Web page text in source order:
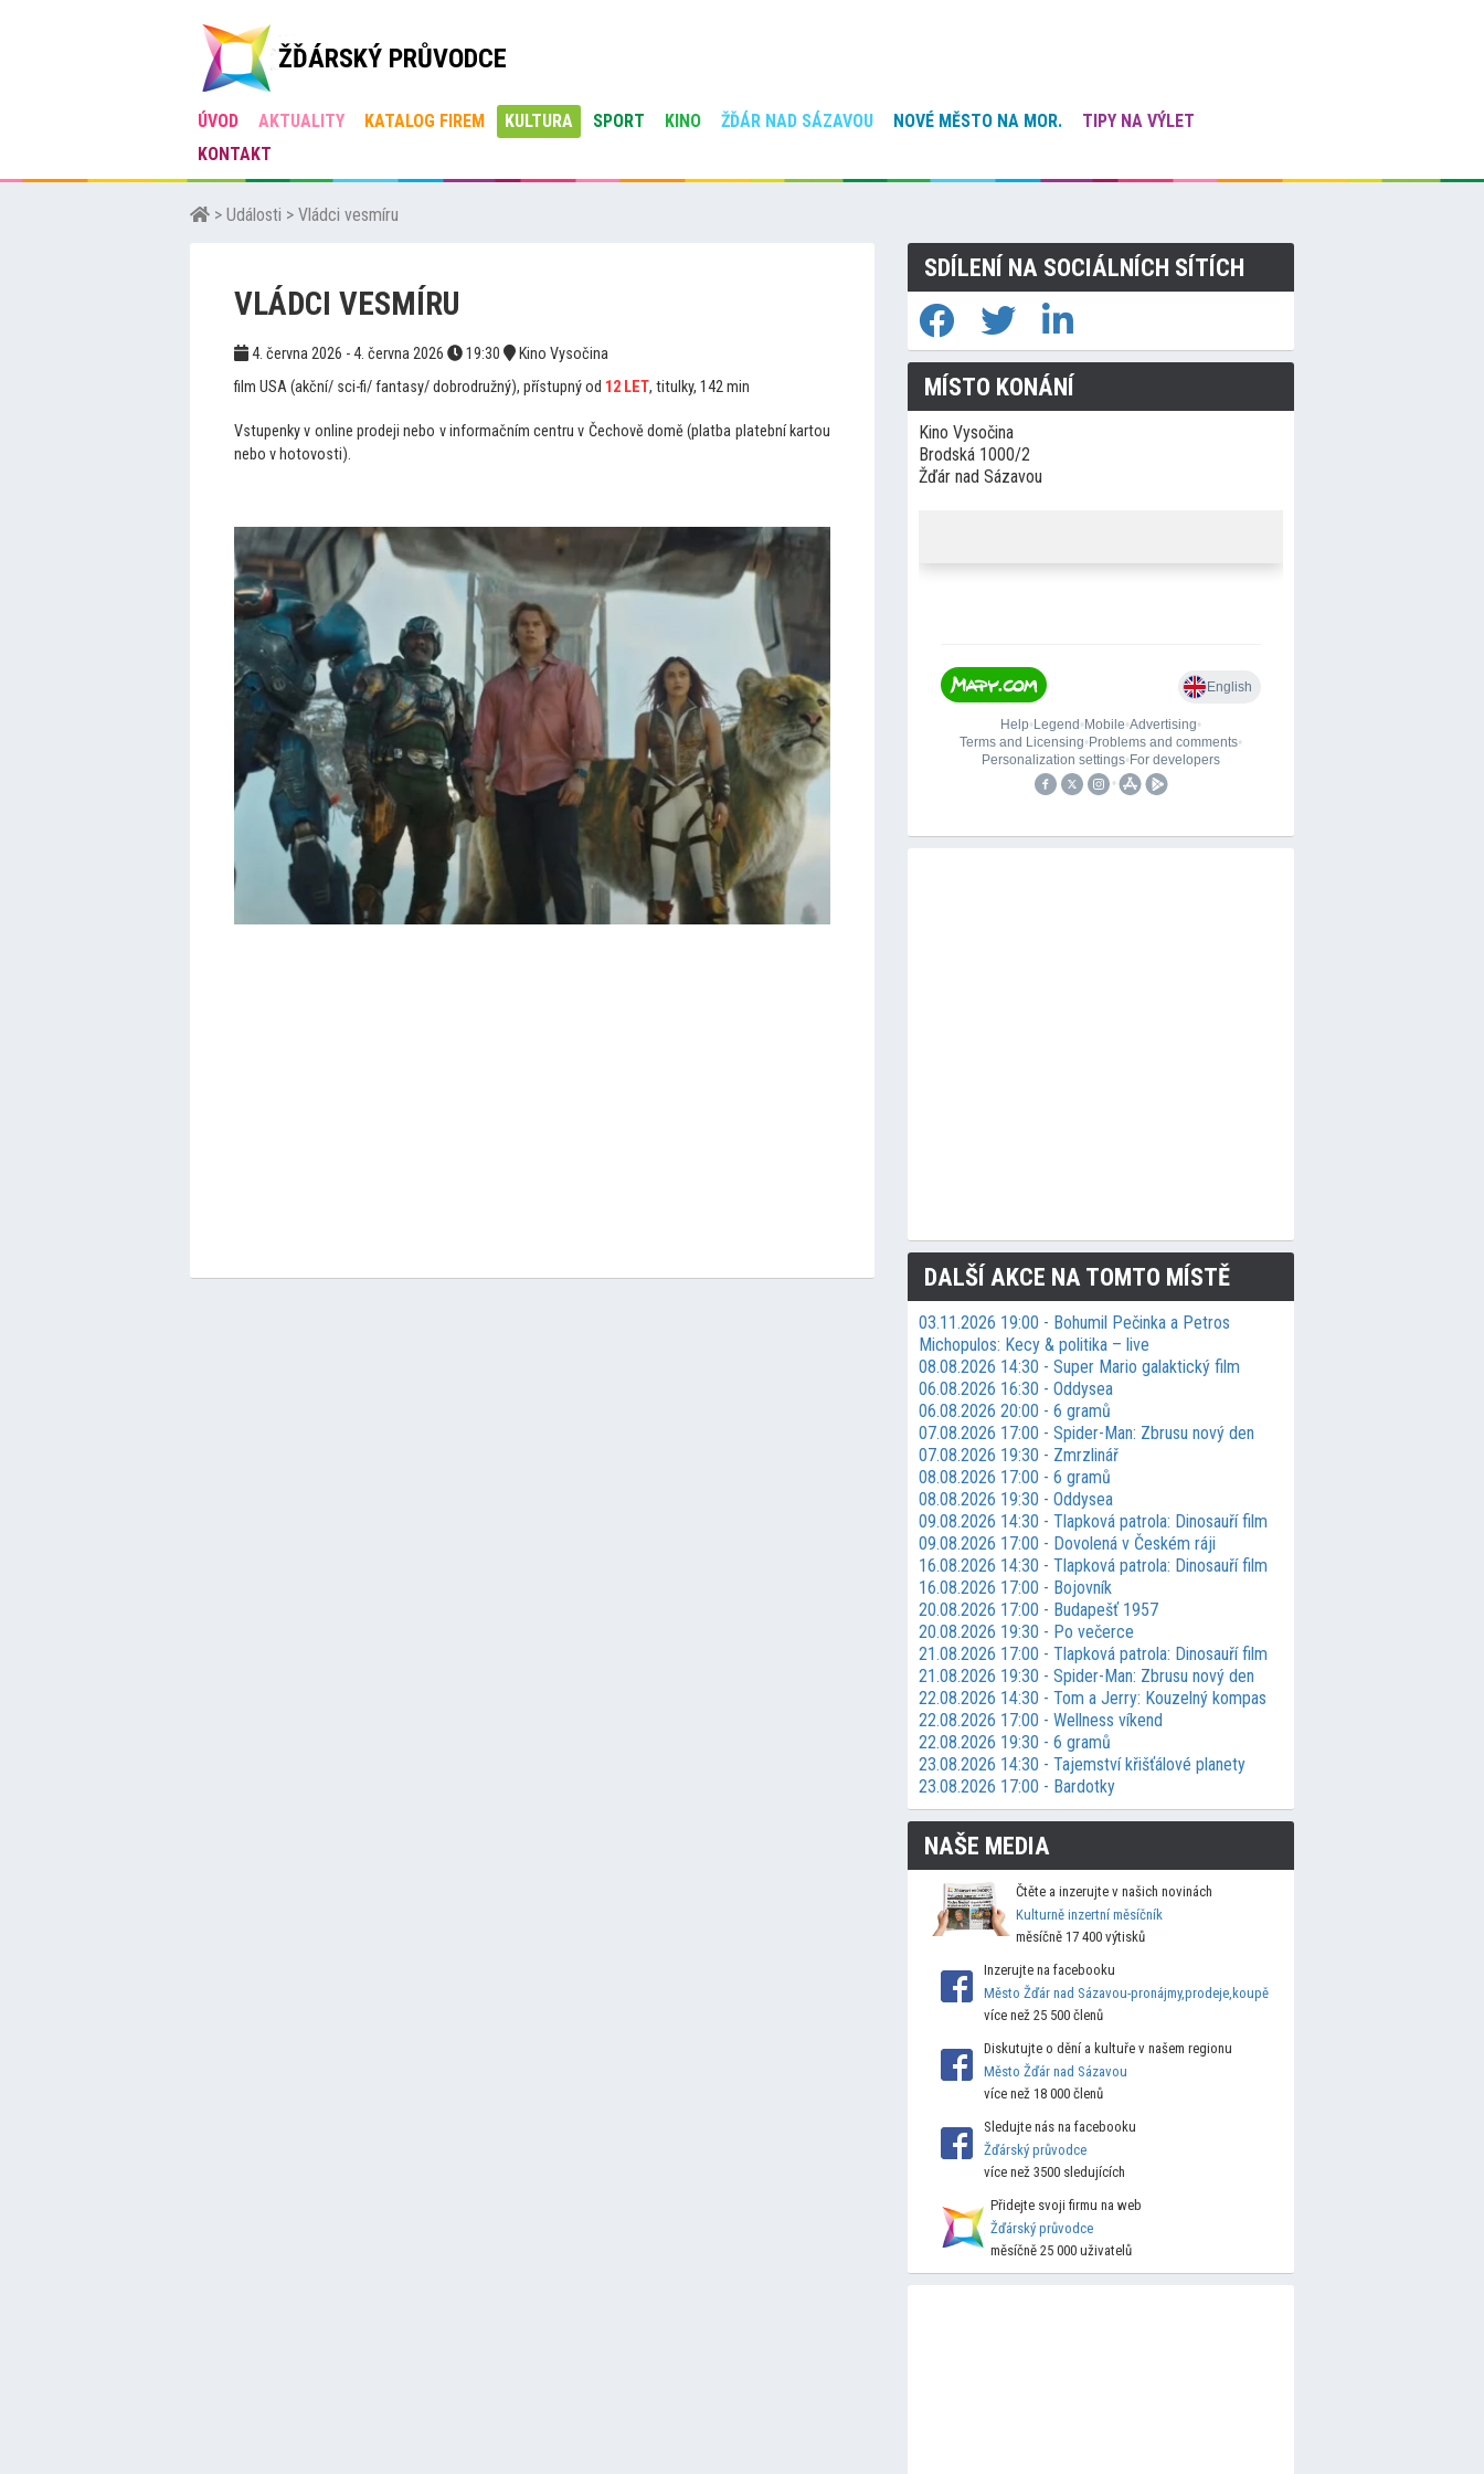
ŽĎÁRSKÝ PRŮVODCE
ÚVOD AKTUALITY KATALOG FIREM KULTURA SPORT KINO ŽĎÁR NAD SÁZAVOU NOVÉ MĚSTO NA MOR.
TIPY NA VÝLET
KONTAKT
> Události > Vládci vesmíru
VLÁDCI VESMÍRU
4. června 2026 - 4. června 2026 19:30
Kino Vysočina
film USA (akční/ sci-fi/ fantasy/ dobrodružný), přístupný od 12 LET, titulky, 142 min
Vstupenky v online prodeji nebo v informačním centru v Čechově domě (platba platební kartou
nebo v hotovosti).
SDÍLENÍ NA SOCIÁLNÍCH SÍTÍCH
MÍSTO KONÁNÍ
Kino Vysočina
Brodská 1000/2
Žďár nad Sázavou
DALŠÍ AKCE NA TOMTO MÍSTĚ
03.11.2026 19:00 - Bohumil Pečinka a Petros
Michopulos: Kecy & politika – live
08.08.2026 14:30 - Super Mario galaktický film
06.08.2026 16:30 - Oddysea
06.08.2026 20:00 - 6 gramů
07.08.2026 17:00 - Spider-Man: Zbrusu nový den
07.08.2026 19:30 - Zmrzlinář
08.08.2026 17:00 - 6 gramů
08.08.2026 19:30 - Oddysea
09.08.2026 14:30 - Tlapková patrola: Dinosauří film
09.08.2026 17:00 - Dovolená v Českém ráji
16.08.2026 14:30 - Tlapková patrola: Dinosauří film
16.08.2026 17:00 - Bojovník
20.08.2026 17:00 - Budapešť 1957
20.08.2026 19:30 - Po večerce
21.08.2026 17:00 - Tlapková patrola: Dinosauří film
21.08.2026 19:30 - Spider-Man: Zbrusu nový den
22.08.2026 14:30 - Tom a Jerry: Kouzelný kompas
22.08.2026 17:00 - Wellness víkend
22.08.2026 19:30 - 6 gramů
23.08.2026 14:30 - Tajemství křišťálové planety
23.08.2026 17:00 - Bardotky
NAŠE MEDIA
Čtěte a inzerujte v našich novinách
Kulturně inzertní měsíčník
měsíčně 17 400 výtisků
Inzerujte na facebooku
Město Žďár nad Sázavou-pronájmy,prodeje,koupě
více než 25 500 členů
Diskutujte o dění a kultuře v našem regionu
Město Žďár nad Sázavou
více než 18 000 členů
Sledujte nás na facebooku
Žďárský průvodce
více než 3500 sledujících
Přidejte svoji firmu na web
Žďárský průvodce
měsíčně 25 000 uživatelů